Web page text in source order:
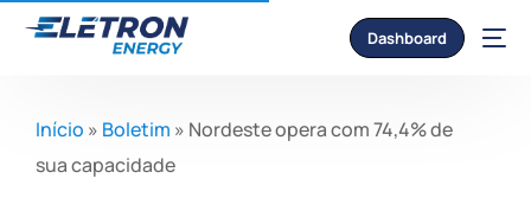
Dashboard
Início » Boletim » Nordeste opera com 74,4% de
sua capacidade